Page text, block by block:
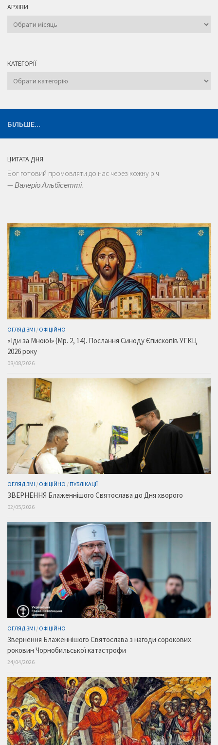
АРХІВИ
Архіви
КАТЕГОРІЇ
Категорії
БІЛЬШЕ...
ЦИТАТА ДНЯ
Бог готовий промовляти до нас через кожну річ
—Валеріо Альбісетті.
ОГЛЯД ЗМІ / ОФІЦІЙНО
«Іди за Мною!» (Мр. 2, 14). Послання Синоду Єпископів УГКЦ
2026 року
08/08/2026
ОГЛЯД ЗМІ / ОФІЦІЙНО /ПУБЛІКАЦІЇ
ЗВЕРНЕННЯ Блаженнішого Святослава до Дня хворого
02/05/2026
ОГЛЯД ЗМІ / ОФІЦІЙНО
Звернення Блаженнішого Святослава з нагоди сорокових
роковин Чорнобильської катастрофи
24/04/2026